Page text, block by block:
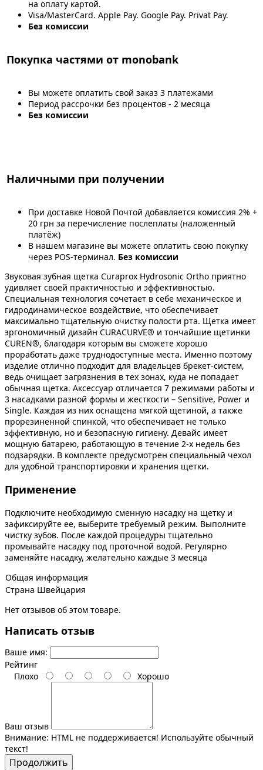
на оплату картой.
Visa/MasterCard. Apple Pay. Google Pay. Privat Pay.
Без комиссии
Покупка частями от monobank
Вы можете оплатить свой заказ 3 платежами
Период рассрочки без процентов - 2 месяца
Без комиссии
Наличными при получении
При доставке Новой Почтой добавляется комиссия 2% +
20 грн за перечисление послеплаты (наложенный
платёж)
В нашем магазине вы можете оплатить свою покупку
через POS-терминал. Без комиссии
Звуковая зубная щетка Curaprox Hydrosonic Ortho приятно
удивляет своей практичностью и эффективностью.
Специальная технология сочетает в себе механическое и
гидродинамическое воздействие, что обеспечивает
максимально тщательную очистку полости рта. Щетка имеет
эргономичный дизайн CURACURVE® и тончайшие щетинки
CUREN®, благодаря которым вы сможете хорошо
проработать даже труднодоступные места. Именно поэтому
изделие отлично подходит для владельцев брекет-систем,
ведь очищает загрязнения в тех зонах, куда не попадает
обычная щетка. Аксессуар отличается 7 режимами работы и
3 насадками разной формы и жесткости – Sensitive, Power и
Single. Каждая из них оснащена мягкой щетиной, а также
прорезиненной спинкой, что обеспечивает не только
эффективную, но и безопасную гигиену. Девайс имеет
мощную батарею, работающую в течение 2-х недель без
подзарядки. В комплекте предусмотрен специальный чехол
для удобной транспортировки и хранения щетки.
Применение
Подключите необходимую сменную насадку на щетку и
зафиксируйте ее, выберите требуемый режим. Выполните
чистку зубов. После каждой процедуры тщательно
промывайте насадку под проточной водой. Регулярно
заменяйте насадку, желательно каждые 3 месяца
Общая информация
Страна Швейцария
Нет отзывов об этом товаре.
Написать отзыв
Ваше имя:
Рейтинг
Плохо
Хорошо
Ваш отзыв
Внимание: HTML не поддерживается! Используйте обычный
текст!
Продолжить